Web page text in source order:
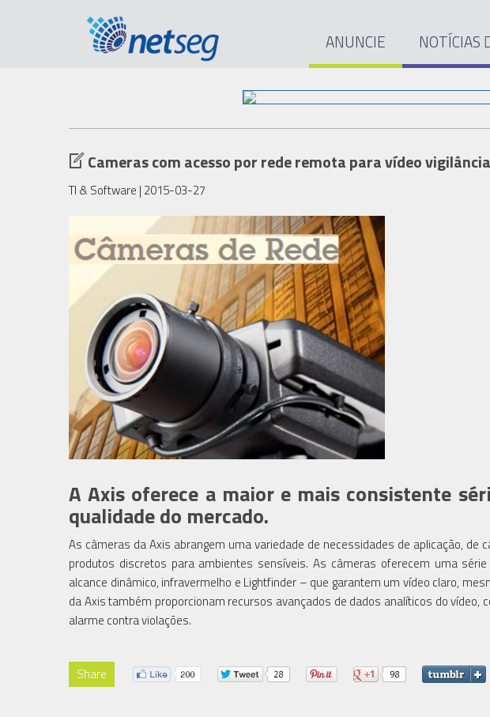
ANUNCIE NOTÍCIAS
Cameras com acesso por rede remota para vídeo vigilância
TI & Software | 2015-03-27
A Axis oferece a maior e mais consistente
qualidade do mercado.
As câmeras da Axis abrangem uma variedade de necessidades de aplicação,
produtos discretos para ambientes sensíveis. As câmeras oferecem uma
alcance dinâmico, infravermelho e Lightfinder – que garantem um vídeo claro,
da Axis também proporcionam recursos avançados de dados analíticos do vídeo,
alarme contra violações.
Share